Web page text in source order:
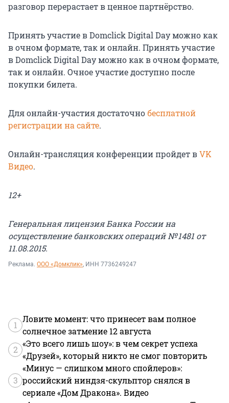
разговор перерастает в ценное партнёрство.
Принять участие в Domclick Digital Day можно как
в очном формате, так и онлайн. Принять участие
в Domclick Digital Day можно как в очном формате,
так и онлайн. Очное участие доступно после
покупки билета.
Для онлайн-участия достаточнобесплатной
регистрации на сайте.
Онлайн-трансляция конференции пройдет вVK
Видео.
12+
Генеральная лицензия Банка России на
осуществление банковских операций № 1481 от
11.08.2015.
Реклама. ООО «Домклик», ИНН 7736249247
1
Ловите момент: что принесет вам полное
солнечное затмение 12 августа
2
«Это всего лишь шоу»: в чем секрет успеха
«Друзей», который никто не смог повторить
3
«Минус — слишком много спойлеров»:
российский ниндзя-скульптор снялся в
сериале «Дом Дракона». Видео